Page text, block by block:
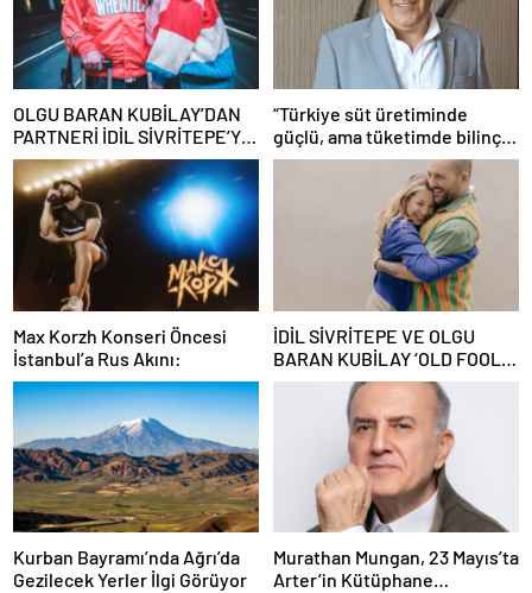
OLGU BARAN KUBİLAY’DAN
PARTNERİ İDİL SİVRİTEPE’YE
ÖVGÜ DOLU SÖZLER!
“Türkiye süt üretiminde
güçlü, ama tüketimde bilinç
şart”
Max Korzh Konseri Öncesi
İstanbul’a Rus Akını:
İDİL SİVRİTEPE VE OLGU
BARAN KUBİLAY ‘OLD FOOLS’
İLE TÜRSAK VAKFI İÇİN
SAHNEDE!
Kurban Bayramı’nda Ağrı’da
Gezilecek Yerler İlgi Görüyor
Murathan Mungan, 23 Mayıs’ta
Arter’in Kütüphane